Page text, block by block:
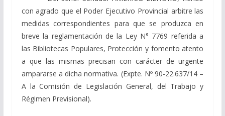
con agrado que el Poder Ejecutivo Provincial arbitre las
medidas correspondientes para que se produzca en
breve la reglamentación de la Ley N° 7769 referida a
las Bibliotecas Populares, Protección y fomento atento
a que las mismas precisan con carácter de urgente
ampararse a dicha normativa. (Expte. Nº 90-22.637/14 –
A la Comisión de Legislación General, del Trabajo y
Régimen Previsional).